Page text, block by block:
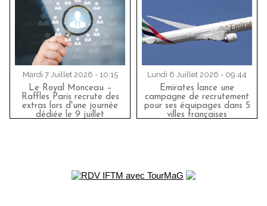
Mardi 7 Juillet 2026 - 10:15
Le Royal Monceau –
Raffles Paris recrute des
extras lors d'une journée
dédiée le 9 juillet
Lundi 6 Juillet 2026 - 09:44
Emirates lance une
campagne de recrutement
pour ses équipages dans 5
villes françaises